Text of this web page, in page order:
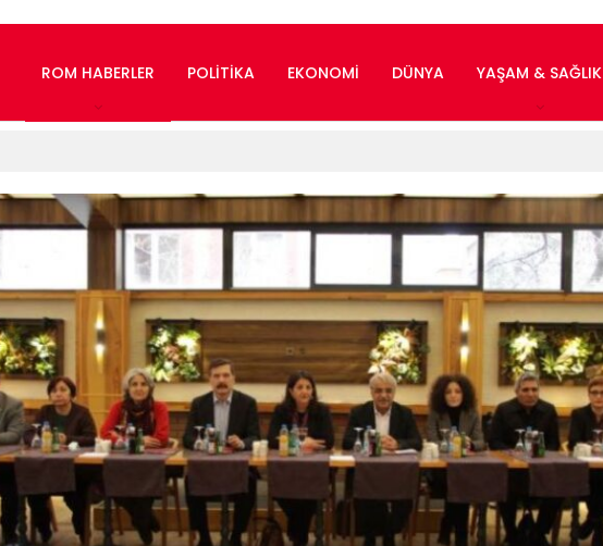
ROM HABERLER POLITIKA EKONOMI DÜNYA YAŞAM & SAĞLIK